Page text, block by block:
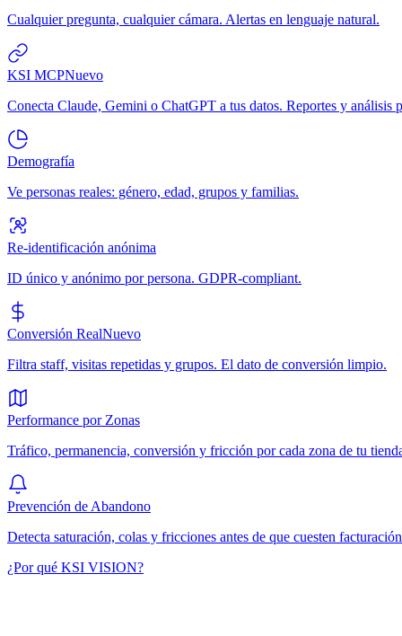
Cualquier pregunta, cualquier cámara. Alertas en lenguaje natural.
KSI MCPNuevo
Conecta Claude, Gemini o ChatGPT a tus datos. Reportes y análisis
Demografía
Ve personas reales: género, edad, grupos y familias.
Re-identificación anónima
ID único y anónimo por persona. GDPR-compliant.
Conversión RealNuevo
Filtra staff, visitas repetidas y grupos. El dato de conversión limpio.
Performance por Zonas
Tráfico, permanencia, conversión y fricción por cada zona de tu
Prevención de Abandono
Detecta saturación, colas y fricciones antes de que cuesten
¿Por qué KSI VISION?